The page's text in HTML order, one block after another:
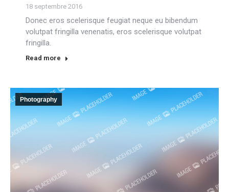
18 septembre 2016
Donec eros scelerisque feugiat neque eu bibendum
volutpat fringilla venenatis, eros scelerisque volutpat
fringilla.
Read more
Photography